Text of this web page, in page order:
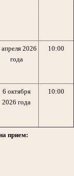
апреля 2026
года
10:00
6 октября
2026 года
10:00
прием: